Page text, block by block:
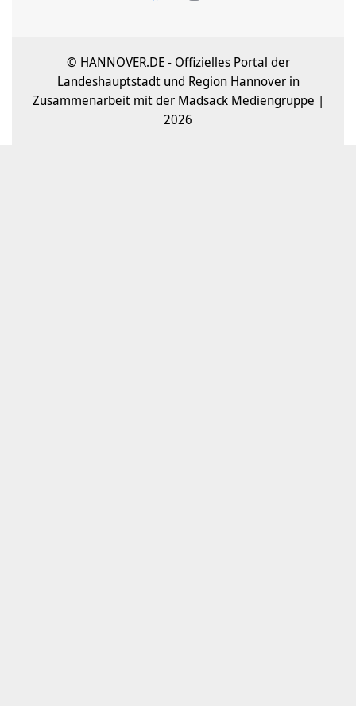
© HANNOVER.DE - Offizielles Portal der
Landeshauptstadt und Region Hannover in
Zusammenarbeit mit der Madsack Mediengruppe |
2026